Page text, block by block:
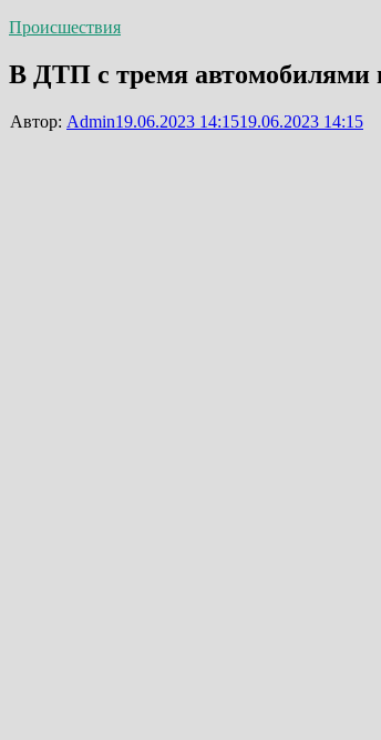
Происшествия
В ДТП с тремя автомобилями
Автор: Admin19.06.2023 14:1519.06.2023 14:15